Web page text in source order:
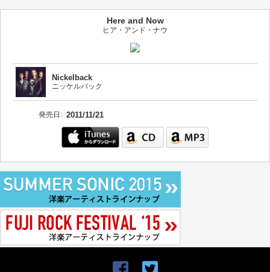
Here and Now
ヒア・アンド・ナウ
Nickelback
ニッケルバック
発売日: 2011/11/21